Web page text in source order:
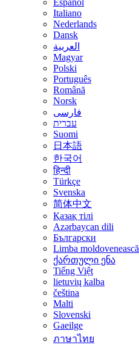
Italiano
Nederlands
Dansk
العربية
Magyar
Polski
Português
Română
Norsk
فارسی
עברית
Suomi
日本語
한국어
हिन्दी
Türkçe
Svenska
简体中文
Қазақ тілі
Azərbaycan dili
Български
Limba moldovenească
ქართული ენა
Tiếng Việt
lietuvių kalba
čeština
Malti
Slovenski
Gaeilge
ภาษาไทย